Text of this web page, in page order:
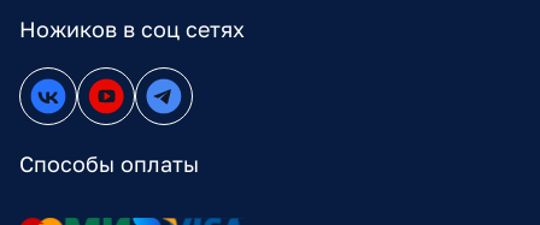
Ножиков в соц сетях
Способы оплаты